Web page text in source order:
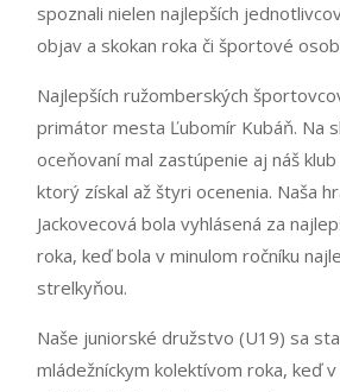
spoznali nielen najlepších
objav a skokan roka či športové
Najlepších ružomberských
primátor mesta Ľubomír Kubáň. Na
oceňovaní mal zastúpenie aj náš
ktorý získal až štyri ocenenia. Naša
Jackovecová bola vyhlásená za
roka, keď bola v minulom ročníku
strelkyňou.
Naše juniorské družstvo (U19) sa
mládežníckym kolektívom roka, keď